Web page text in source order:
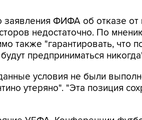
заявления ФИФА об отказе
недостаточно. По
также "гарантировать, что
предприниматься
условия не были
утеряно". "Эта позиция